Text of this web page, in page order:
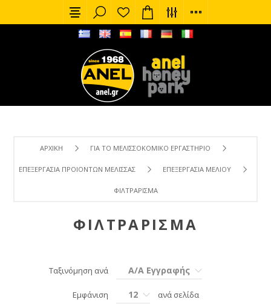
ΑΡΧΙΚΉ ΓΙΑ ΤΟ ΜΕΛΙΣΣΟΚΟΜΙΚΌ ΕΡΓΑΣΤΉΡΙΟ
ΕΠΕΞΕΡΓΑΣΊΑ ΠΡΟΙΌΝΤΩΝ ΜΈΛΙΣΣΑΣ ΕΠΕΞΕΡΓΑΣΊΑ ΜΕΛΙΟΎ
ΦΙΛΤΡΆΡΙΣΜΑ
ΦΙΛΤΡΆΡΙΣΜΑ
Ταξινόμηση ανά Α/Α Εγγραφής
Εμφάνιση 12 ανά σελίδα